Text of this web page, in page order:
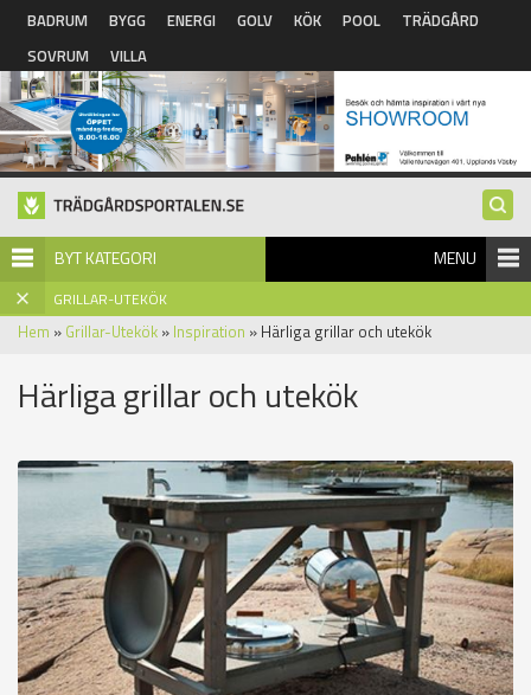
Hoppa till huvudinnehåll
BADRUM BYGG ENERGI GOLV KÖK POOL
TRÄDGÅRD
SOVRUM
VILLA
BYT KATEGORI MENU
GRILLAR-UTEKÖK
Hem » Grillar-Utekök » Inspiration » Härliga grillar och utekök
Härliga grillar och utekök